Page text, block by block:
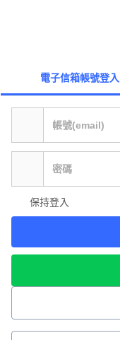
電子信箱帳號登入
保持登入